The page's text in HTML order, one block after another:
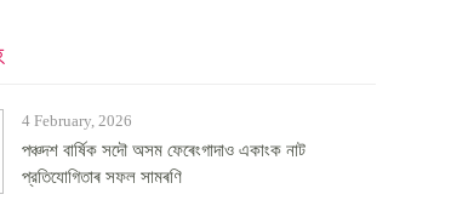
4 February, 2026
পঞ্চদশ বার্ষিক সদৌ অসম ফেৰেংগাদাও একাংক নাট
প্রতিযোগিতাৰ সফল সামৰণি